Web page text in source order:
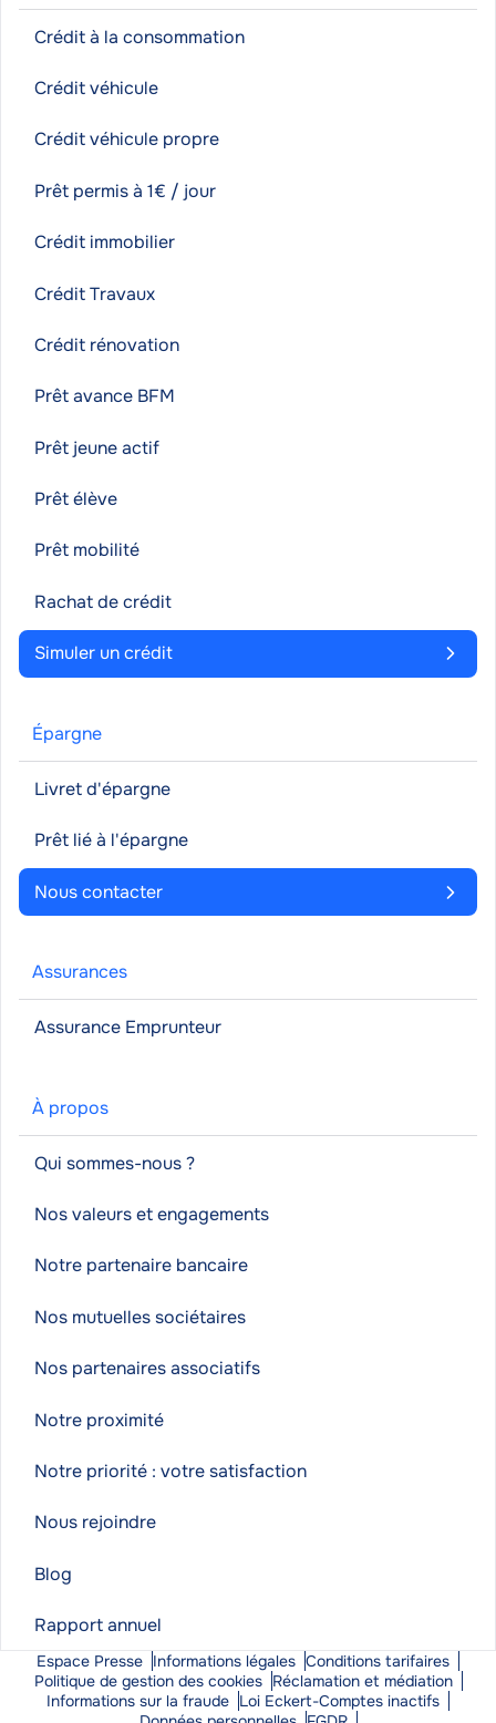
Crédit à la consommation
Crédit véhicule
Crédit véhicule propre
Prêt permis à 1€ / jour
Crédit immobilier
Crédit Travaux
Crédit rénovation
Prêt avance BFM
Prêt jeune actif
Prêt élève
Prêt mobilité
Rachat de crédit
Simuler un crédit
Épargne
Livret d'épargne
Prêt lié à l'épargne
Nous contacter
Assurances
Assurance Emprunteur
À propos
Qui sommes-nous ?
Nos valeurs et engagements
Notre partenaire bancaire
Nos mutuelles sociétaires
Nos partenaires associatifs
Notre proximité
Notre priorité : votre satisfaction
Nous rejoindre
Blog
Rapport annuel
Espace Presse Informations légales Conditions tarifaires
Politique de gestion des cookies Réclamation et médiation
Informations sur la fraude Loi Eckert-Comptes inactifs